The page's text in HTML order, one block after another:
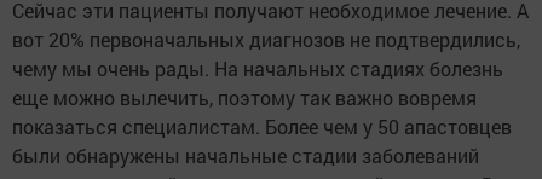
Сейчас эти пациенты получают необходимое лечение. А
вот 20% первоначальных диагнозов не подтвердились,
чему мы очень рады. На начальных стадиях болезнь
еще можно вылечить, поэтому так важно вовремя
показаться специалистам. Более чем у 50 апастовцев
были обнаружены начальные стадии заболеваний